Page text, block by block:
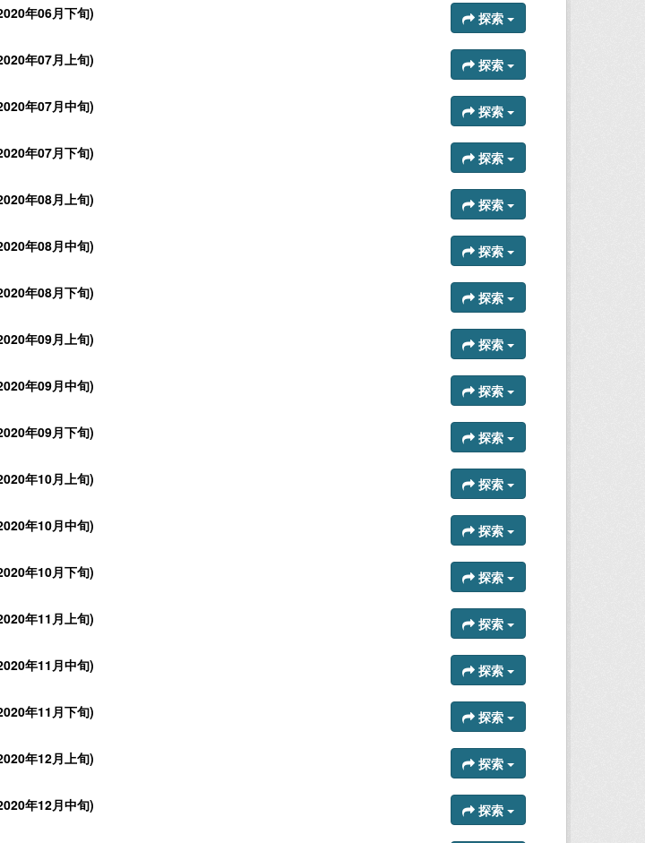
年06月下旬) 探索
年07月上旬) 探索
年07月中旬) 探索
年07月下旬) 探索
年08月上旬) 探索
年08月中旬) 探索
年08月下旬) 探索
年09月上旬) 探索
年09月中旬) 探索
年09月下旬) 探索
年10月上旬) 探索
年10月中旬) 探索
年10月下旬) 探索
年11月上旬) 探索
年11月中旬) 探索
年11月下旬) 探索
年12月上旬) 探索
年12月中旬) 探索